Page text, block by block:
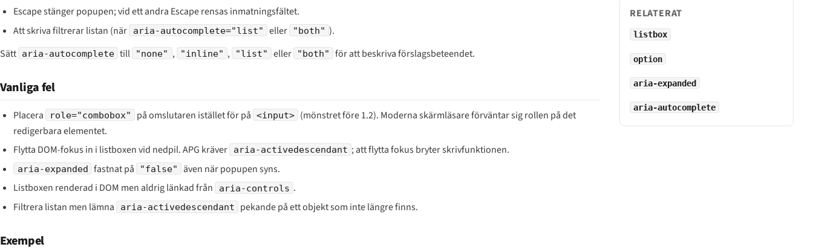
Escape stänger popupen; vid ett andra Escape rensas inmatningsfältet.
Att skriva filtrerar listan (när
aria-autocomplete="list" eller "both" ).
Sätt aria-autocomplete till "none" , "inline" , "list" eller "both" för att beskriva förslagsbeteendet.
Vanliga fel
Placera role="combobox" på omslutaren istället för på <input> (mönstret före 1.2). Moderna skärmläsare förväntar sig rollen på det
redigerbara elementet.
Flytta DOM-fokus in i listboxen vid nedpil. APG kräver
aria-activedescendant ; att flytta fokus bryter skrivfunktionen.
aria-expanded fastnat på "false"
även när popupen syns.
Listboxen renderad i DOM men aldrig länkad från
aria-controls .
Filtrera listan men lämna
aria-activedescendant pekande på ett objekt som inte längre finns.
Exempel
RELATERAT
listbox
option
aria-expanded
aria-autocomplete